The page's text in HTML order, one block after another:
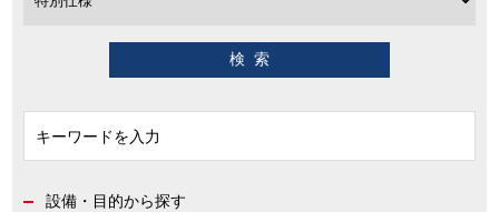
設備・目的から探す